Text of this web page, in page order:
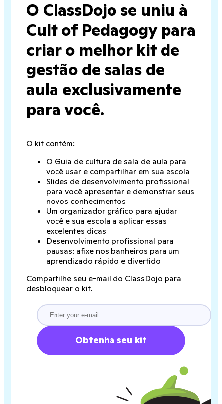
O ClassDojo se uniu à
Cult of Pedagogy para
criar o melhor kit de
gestão de salas de
aula exclusivamente
para você.
O kit contém:
O Guia de cultura de sala de aula para
você usar e compartilhar em sua escola
Slides de desenvolvimento profissional
para você apresentar e demonstrar seus
novos conhecimentos
Um organizador gráfico para ajudar
você e sua escola a aplicar essas
excelentes dicas
Desenvolvimento profissional para
pausas: afixe nos banheiros para um
aprendizado rápido e divertido
Compartilhe seu e-mail do ClassDojo para
desbloquear o kit.
Obtenha seu kit